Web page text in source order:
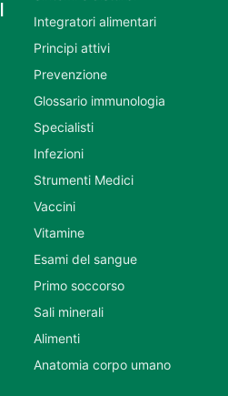
Integratori alimentari
Principi attivi
Prevenzione
Glossario immunologia
Specialisti
Infezioni
Strumenti Medici
Vaccini
Vitamine
Esami del sangue
Primo soccorso
Sali minerali
Alimenti
Anatomia corpo umano